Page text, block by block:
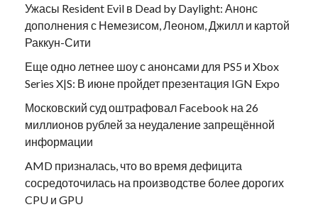
Ужасы Resident Evil в Dead by Daylight: Анонс
дополнения с Немезисом, Леоном, Джилл и картой
Раккун-Сити
Еще одно летнее шоу с анонсами для PS5 и Xbox
Series X|S: В июне пройдет презентация IGN Expo
Московский суд оштрафовал Facebook на 26
миллионов рублей за неудаление запрещённой
информации
AMD призналась, что во время дефицита
сосредоточилась на производстве более дорогих
CPU и GPU